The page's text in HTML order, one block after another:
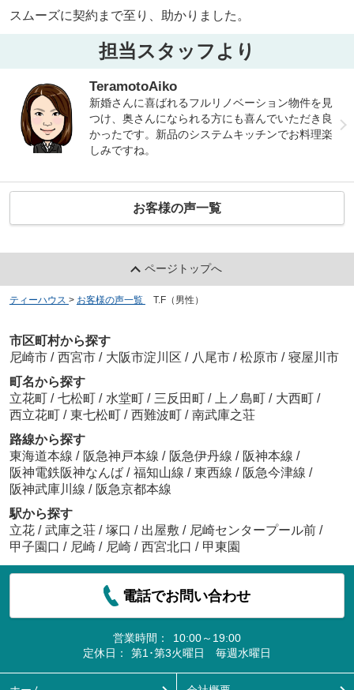
スムーズに契約まで至り、助かりました。
担当スタッフより
TeramotoAiko
新婚さんに喜ばれるフルリノベーション物件を見
つけ、奥さんになられる方にも喜んでいただき良
かったです。新品のシステムキッチンでお料理楽
しみですね。
お客様の声一覧
ページトップへ
ティーハウス > お客様の声一覧 T.F（男性）
市区町村から探す
尼崎市 / 西宮市 / 大阪市淀川区 / 八尾市 / 松原市 / 寝屋川市
町名から探す
立花町 / 七松町 / 水堂町 / 三反田町 / 上ノ島町 / 大西町 /
西立花町 / 東七松町 / 西難波町 / 南武庫之荘
路線から探す
東海道本線 / 阪急神戸本線 / 阪急伊丹線 / 阪神本線 /
阪神電鉄阪神なんば / 福知山線 / 東西線 / 阪急今津線 /
阪神武庫川線 / 阪急京都本線
駅から探す
立花 / 武庫之荘 / 塚口 / 出屋敷 / 尼崎センタープール前 /
甲子園口 / 尼崎 / 尼崎 / 西宮北口 / 甲東園
電話でお問い合わせ
営業時間：
10:00～19:00
定休日：
第1･第3火曜日 毎週水曜日